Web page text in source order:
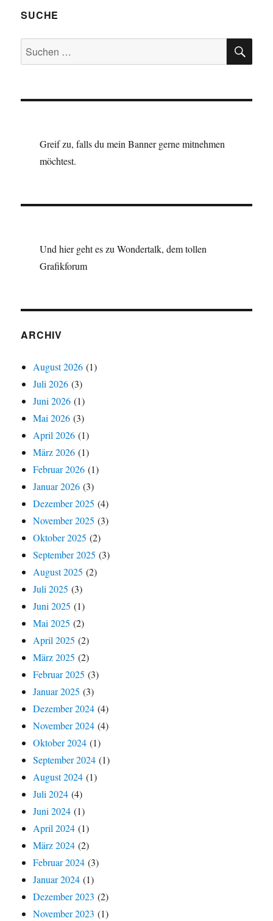
SUCHE
Suchen
nach:
Greif zu, falls du mein Banner gerne mitnehmen
möchtest.
Und hier geht es zu Wondertalk, dem tollen
Grafikforum
ARCHIV
August 2026 (1)
Juli 2026 (3)
Juni 2026 (1)
Mai 2026 (3)
April 2026 (1)
März 2026 (1)
Februar 2026 (1)
Januar 2026 (3)
Dezember 2025 (4)
November 2025 (3)
Oktober 2025 (2)
September 2025 (3)
August 2025 (2)
Juli 2025 (3)
Juni 2025 (1)
Mai 2025 (2)
April 2025 (2)
März 2025 (2)
Februar 2025 (3)
Januar 2025 (3)
Dezember 2024 (4)
November 2024 (4)
Oktober 2024 (1)
September 2024 (1)
August 2024 (1)
Juli 2024 (4)
Juni 2024 (1)
April 2024 (1)
März 2024 (2)
Februar 2024 (3)
Januar 2024 (1)
Dezember 2023 (2)
November 2023 (1)